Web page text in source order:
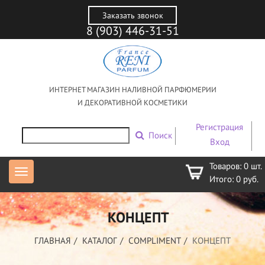
Заказать звонок
8 (903) 446-31-51
ИНТЕРНЕТ МАГАЗИН НАЛИВНОЙ ПАРФЮМЕРИИ
И ДЕКОРАТИВНОЙ КОСМЕТИКИ
Поиск
Регистрация
Вход
Товаров: 0 шт.
Итого: 0 руб.
КОНЦЕПТ
ГЛАВНАЯ КАТАЛОГ COMPLIMENT КОНЦЕПТ